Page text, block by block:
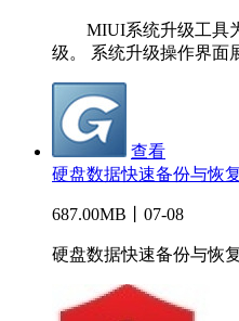
MIUI系统升级工具为
级。 系统升级操作界面
查看
硬盘数据快速备份与恢
687.00MB丨07-08
硬盘数据快速备份与恢